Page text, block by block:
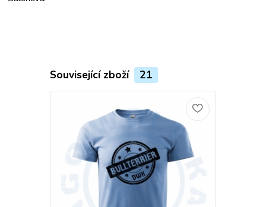
Související zboží 21